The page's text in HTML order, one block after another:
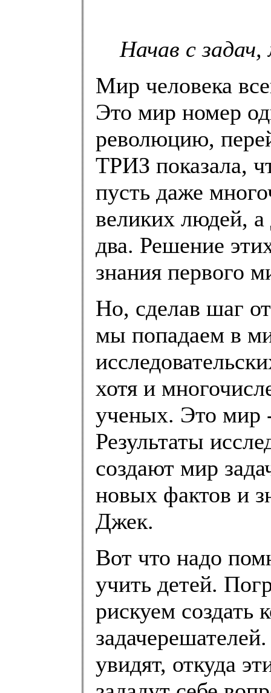
Начав с
Мир человека
Это мир номер
революцию,
ТРИЗ показала,
пусть даже
великих людей,
два. Решение
знания первого
Но, сделав шаг
мы попадаем в
хотя и
ученых. Это мир
Результаты
создают мир
новых фактов и
Джек.
Вот что надо
учить детей.
рискуем создать
увидят, откуда